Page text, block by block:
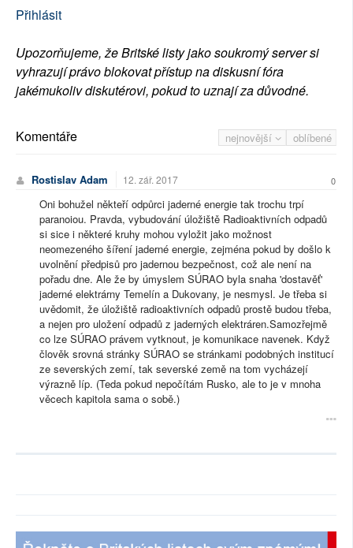
Přihlásit
Upozorňujeme, že Britské listy jako soukromý server si
vyhrazují právo blokovat přístup na diskusní fóra
jakémukoliv diskutérovi, pokud to uznají za důvodné.
nejnovější oblíbené
Komentáře
Rostislav Adam 12. zář. 2017 0
Oni bohužel někteří odpůrci jaderné energie tak trochu trpí
paranoiou. Pravda, vybudování úložiště Radioaktivních odpadů
si sice i některé kruhy mohou vyložit jako možnost
neomezeného šíření jaderné energie, zejména pokud by došlo k
uvolnění předpisů pro jadernou bezpečnost, což ale není na
pořadu dne. Ale že by úmyslem SÚRAO byla snaha 'dostavěť'
jaderné elektrárny Temelín a Dukovany, je nesmysl. Je třeba si
uvědomit, že úložiště radioaktivních odpadů prostě budou třeba,
a nejen pro uložení odpadů z jaderných elektráren.Samozřejmě
co lze SÚRAO právem vytknout, je komunikace navenek. Když
člověk srovná stránky SÚRAO se stránkami podobných institucí
ze severských zemí, tak severské země na tom vycházejí
výrazně líp. (Teda pokud nepočítám Rusko, ale to je v mnoha
věcech kapitola sama o sobě.)